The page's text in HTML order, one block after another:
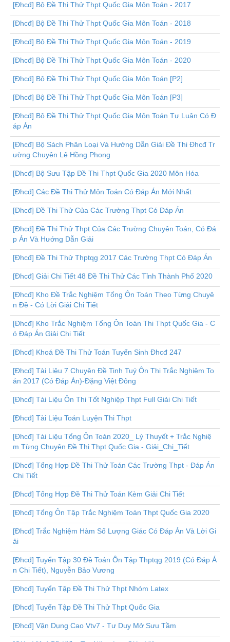
[Đhcđ] Bộ Đề Thi Thử Thpt Quốc Gia Môn Toán - 2017
[Đhcđ] Bộ Đề Thi Thử Thpt Quốc Gia Môn Toán - 2018
[Đhcđ] Bộ Đề Thi Thử Thpt Quốc Gia Môn Toán - 2019
[Đhcđ] Bộ Đề Thi Thử Thpt Quốc Gia Môn Toán - 2020
[Đhcđ] Bộ Đề Thi Thử Thpt Quốc Gia Môn Toán [P2]
[Đhcđ] Bộ Đề Thi Thử Thpt Quốc Gia Môn Toán [P3]
[Đhcđ] Bộ Đề Thi Thử Thpt Quốc Gia Môn Toán Tự Luận Có Đ
áp Án
[Đhcđ] Bộ Sách Phân Loại Và Hướng Dẫn Giải Đề Thi Đhcđ Tr
ường Chuyên Lê Hồng Phong
[Đhcđ] Bộ Sưu Tập Đề Thi Thpt Quốc Gia 2020 Môn Hóa
[Đhcđ] Các Đề Thi Thử Môn Toán Có Đáp Án Mới Nhất
[Đhcđ] Đề Thi Thử Của Các Trường Thpt Có Đáp Án
[Đhcđ] Đề Thi Thử Thpt Của Các Trường Chuyên Toán, Có Đá
p Án Và Hướng Dẫn Giải
[Đhcđ] Đề Thi Thử Thptqg 2017 Các Trường Thpt Có Đáp Án
[Đhcđ] Giải Chi Tiết 48 Đề Thi Thử Các Tỉnh Thành Phố 2020
[Đhcđ] Kho Đề Trắc Nghiệm Tổng Ôn Toán Theo Từng Chuyê
n Đề - Có Lời Giải Chi Tiết
[Đhcđ] Kho Trắc Nghiệm Tổng Ôn Toán Thi Thpt Quốc Gia - C
ó Đáp Án Giải Chi Tiết
[Đhcđ] Khoá Đề Thi Thử Toán Tuyển Sinh Đhcđ 247
[Đhcđ] Tài Liệu 7 Chuyên Đề Tinh Tuý Ôn Thi Trắc Nghiệm To
án 2017 (Có Đáp Án)-Đặng Việt Đông
[Đhcđ] Tài Liệu Ôn Thi Tốt Nghiệp Thpt Full Giải Chi Tiết
[Đhcđ] Tài Liệu Toán Luyện Thi Thpt
[Đhcđ] Tài Liệu Tổng Ôn Toán 2020_ Lý Thuyết + Trắc Nghiệ
m Từng Chuyên Đề Thi Thpt Quốc Gia - Giải_Chi_Tiết
[Đhcđ] Tổng Hợp Đề Thi Thử Toán Các Trường Thpt - Đáp Án
Chi Tiết
[Đhcđ] Tổng Hợp Đề Thi Thử Toán Kèm Giải Chi Tiết
[Đhcđ] Tổng Ôn Tập Trắc Nghiệm Toán Thpt Quốc Gia 2020
[Đhcđ] Trắc Nghiệm Hàm Số Lượng Giác Có Đáp Án Và Lời Gi
ải
[Đhcđ] Tuyển Tập 30 Đề Toán Ôn Tập Thptqg 2019 (Có Đáp Á
n Chi Tiết), Nguyễn Bảo Vương
[Đhcđ] Tuyển Tập Đề Thi Thử Thpt Nhóm Latex
[Đhcđ] Tuyển Tập Đề Thi Thử Thpt Quốc Gia
[Đhcđ] Vận Dụng Cao Vtv7 - Tư Duy Mở Sưu Tầm